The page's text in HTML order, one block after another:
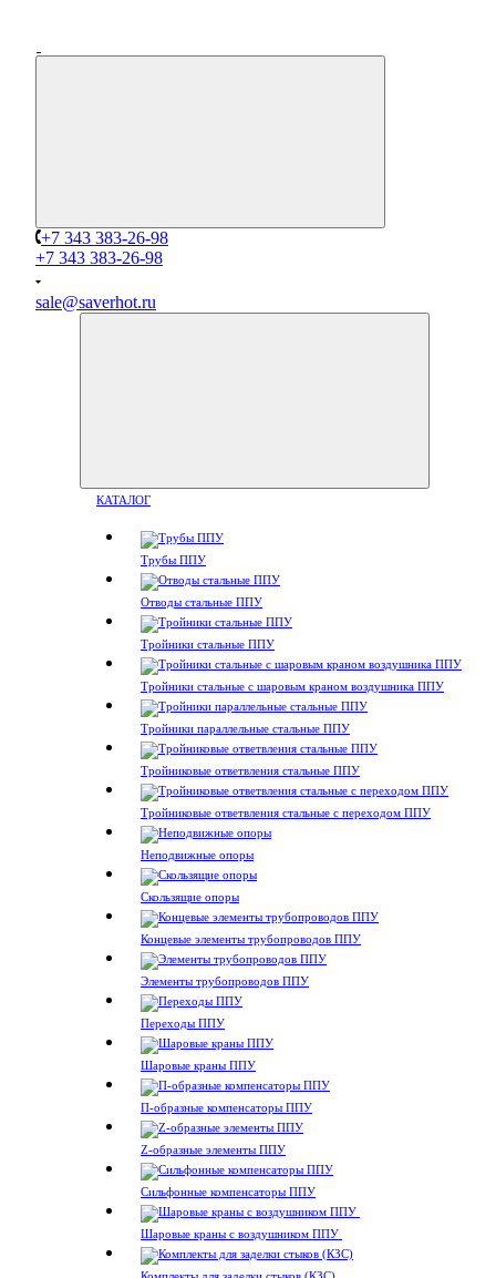
+7 343 383-26-98
+7 343 383-26-98
sale@saverhot.ru
КАТАЛОГ
Трубы ППУ
Отводы стальные ППУ
Тройники стальные ППУ
Тройники стальные с шаровым краном воздушника ППУ
Тройники параллельные стальные ППУ
Тройниковые ответвления стальные ППУ
Тройниковые ответвления стальные с переходом ППУ
Неподвижные опоры
Скользящие опоры
Концевые элементы трубопроводов ППУ
Элементы трубопроводов ППУ
Переходы ППУ
Шаровые краны ППУ
П-образные компенсаторы ППУ
Z-образные элементы ППУ
Сильфонные компенсаторы ППУ
Шаровые краны с воздушником ППУ